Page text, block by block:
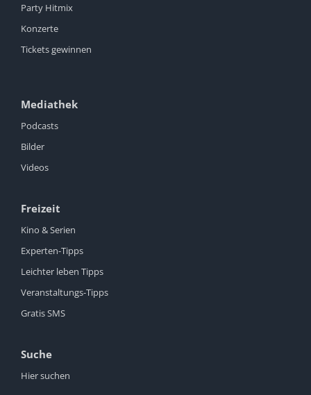
Party Hitmix
Konzerte
Tickets gewinnen
Mediathek
Podcasts
Bilder
Videos
Freizeit
Kino & Serien
Experten-Tipps
Leichter leben Tipps
Veranstaltungs-Tipps
Gratis SMS
Suche
Hier suchen